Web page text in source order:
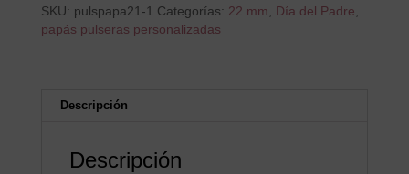
Papá
cantidad
SKU: pulspapa21-1 Categorías: 22 mm, Día del Padre,
papás pulseras personalizadas
Descripción
Descripción